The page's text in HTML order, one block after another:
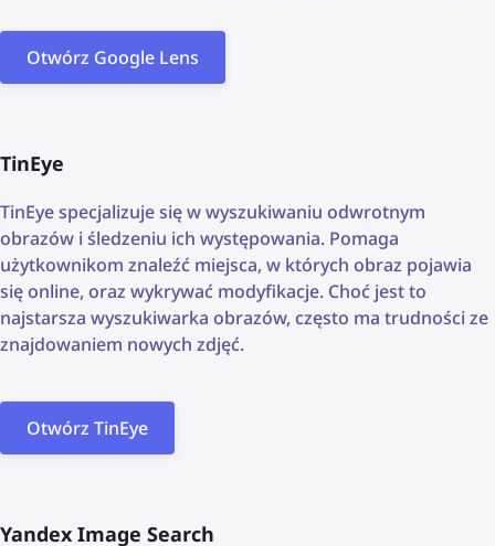
Otwórz Google Lens
TinEye
TinEye specjalizuje się w wyszukiwaniu odwrotnym
obrazów i śledzeniu ich występowania. Pomaga
użytkownikom znaleźć miejsca, w których obraz pojawia
się online, oraz wykrywać modyfikacje. Choć jest to
najstarsza wyszukiwarka obrazów, często ma trudności ze
znajdowaniem nowych zdjęć.
Otwórz TinEye
Yandex Image Search